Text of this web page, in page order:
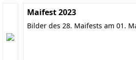
Maifest 2023
Bilder des 28. Maifests am 01.